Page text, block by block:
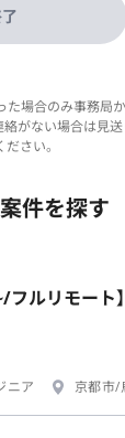
場合のみ事務局か
絡がない場合は見
ださい。
件を探す
フルリモート
ニア
京都市/